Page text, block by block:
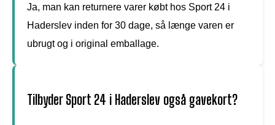
Ja, man kan returnere varer købt hos Sport 24 i
Haderslev inden for 30 dage, så længe varen er
ubrugt og i original emballage.
Tilbyder Sport 24 i Haderslev også gavekort?